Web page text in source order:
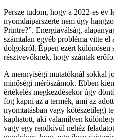
Persze tudom, hogy a 2022-es év
nyomdaiparszerte nem úgy
Printre?”. Energiaválság,
számtalan egyéb probléma vitte el
dolgokról. Éppen ezért különösen
résztvevőknek, hogy szántak
A mennyiségi mutatóknál sokkal
minőségi mérőszámok. Ebben
értékelés megkezdésekor úgy
fog kapni az a termék, ami az
nyomtatásban vagy kötészetileg)
kaphatott, aki valamilyen
vagy egy rendkívül nehéz